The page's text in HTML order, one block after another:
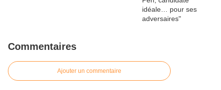
Commentaires
Ajouter un commentaire